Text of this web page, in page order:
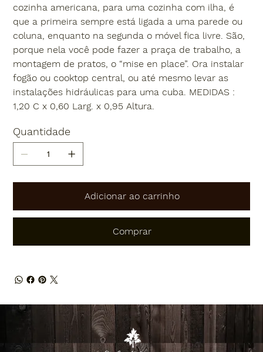
cozinha americana, para uma cozinha com ilha, é
que a primeira sempre está ligada a uma parede ou
coluna, enquanto na segunda o móvel fica livre. São,
porque nela você pode fazer a praça de trabalho, a
montagem de pratos, o “mise en place”. Ora instalar
fogão ou cooktop central, ou até mesmo levar as
instalações hidráulicas para uma cuba. MEDIDAS :
1,20 C x 0,60 Larg. x 0,95 Altura.
Quantidade
Adicionar ao carrinho
Comprar